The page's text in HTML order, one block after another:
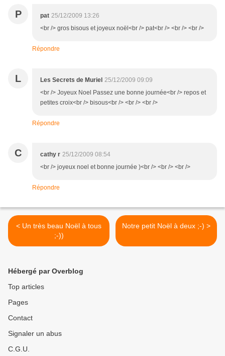
P pat 25/12/2009 13:26
<br /> gros bisous et joyeux noël<br /> pat<br /> <br /> <br />
Répondre
L Les Secrets de Muriel 25/12/2009 09:09
<br /> Joyeux Noel Passez une bonne journée<br /> repos et
petites croix<br /> bisous<br /> <br /> <br />
Répondre
C cathy r 25/12/2009 08:54
<br /> joyeux noel et bonne journée )<br /> <br /> <br />
Répondre
< Un très beau Noël à tous
;-))
Notre petit Noël à deux ;-) >
Hébergé par Overblog
Top articles
Pages
Contact
Signaler un abus
C.G.U.